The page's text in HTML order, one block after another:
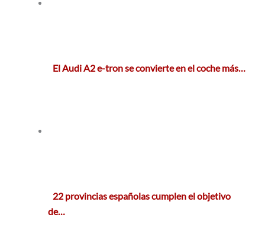
El Audi A2 e-tron se convierte en el coche más…
22 provincias españolas cumplen el objetivo
de…